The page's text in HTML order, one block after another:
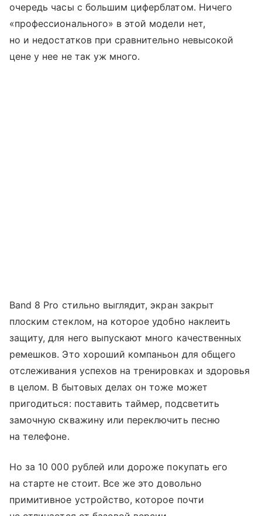
очередь часы с большим циферблатом. Ничего
«профессионального» в этой модели нет,
но и недостатков при сравнительно невысокой
цене у нее не так уж много.
Band 8 Pro стильно выглядит, экран закрыт
плоским стеклом, на которое удобно наклеить
защиту, для него выпускают много качественных
ремешков. Это хороший компаньон для общего
отслеживания успехов на тренировках и здоровья
в целом. В бытовых делах он тоже может
пригодиться: поставить таймер, подсветить
замочную скважину или переключить песню
на телефоне.
Но за 10 000 рублей или дороже покупать его
на старте не стоит. Все же это довольно
примитивное устройство, которое почти